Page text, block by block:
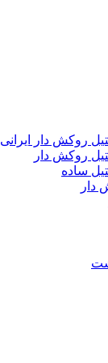
روکش دار ایرانی
روکش دار
ساده
دار